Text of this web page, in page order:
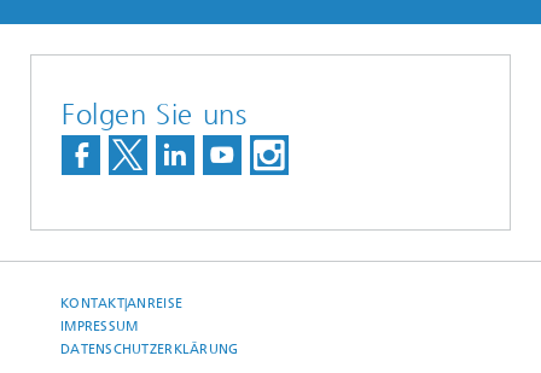
Folgen Sie uns
KONTAKT|ANREISE
IMPRESSUM
DATENSCHUTZERKLÄRUNG